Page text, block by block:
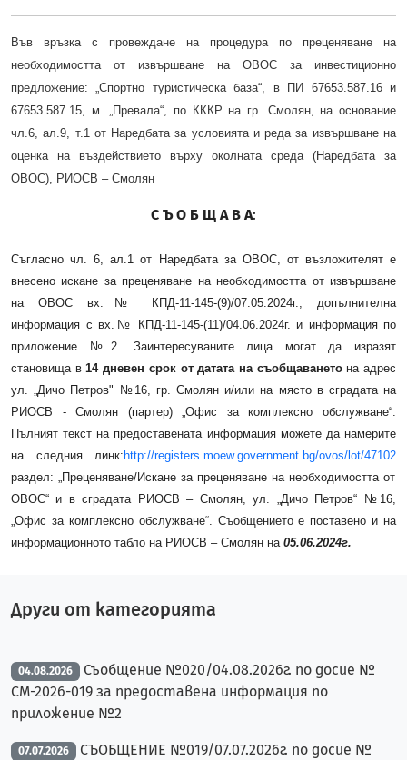
Във връзка с провеждане на процедура по преценяване на
необходимостта от извършване на ОВОС за инвестиционно
предложение: „Спортно туристическа база“, в ПИ 67653.587.16 и
67653.587.15, м. „Превала“, по КККР на гр. Смолян, на основание
чл.6, ал.9, т.1 от Наредбата за условията и реда за извършване на
оценка на въздействието върху околната среда (Наредбата за
ОВОС), РИОСВ – Смолян
С Ъ О Б Щ А В А:
Съгласно чл. 6, ал.1 от Наредбата за ОВОС, от възложителят е
внесено искане за преценяване на необходимостта от извършване
на ОВОС вх.№ КПД-11-145-(9)/07.05.2024г., допълнителна
информация с вх.№ КПД-11-145-(11)/04.06.2024г. и информация по
приложение №2. Заинтересуваните лица могат да изразят
становища в14 дневен срок от датата на съобщаванетона адрес
ул. „Дичо Петров" №16, гр. Смолян и/или на място в сградата на
РИОСВ - Смолян (партер) „Офис за комплексно обслужване“.
Пълният текст на предоставената информация можете да намерите
на следния линк: http://registers.moew.government.bg/ovos/lot/47102
раздел: „Преценяване/Искане за преценяване на необходимостта от
ОВОС“ и в сградата РИОСВ – Смолян, ул. „Дичо Петров“ №16,
„Офис за комплексно обслужване“. Съобщението е поставено и на
информационното табло на РИОСВ – Смолян на 05.06.2024г.
Други от категорията
04.08.2026
Съобщение №020/04.08.2026г. по досие №
CM-2026-019 за предоставена информация по
приложение №2
07.07.2026
СЪОБЩЕНИЕ №019/07.07.2026г. по досие №